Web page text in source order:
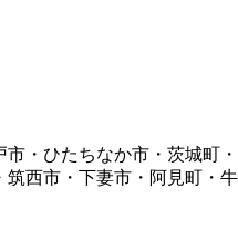
・ひたちなか市・茨城
西市・下妻市・阿見町・